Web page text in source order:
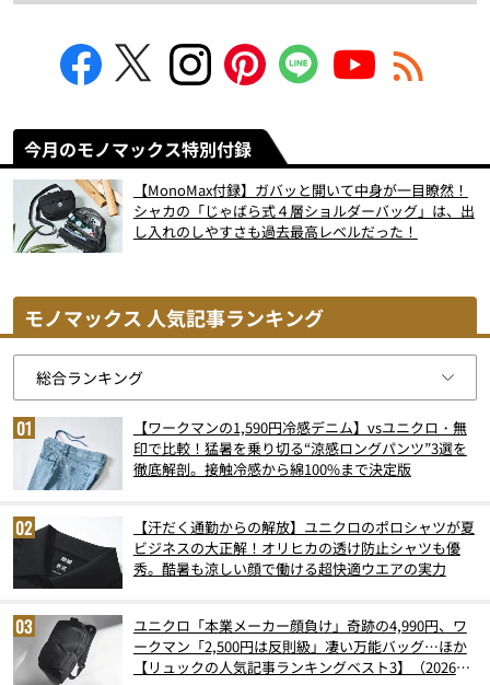
今月のモノマックス特別付録
【MonoMax付録】ガバッと開いて中身が一目瞭然！
シャカの「じゃばら式４層ショルダーバッグ」は、出
し入れのしやすさも過去最高レベルだった！
モノマックス 人気記事ランキング
【ワークマンの1,590円冷感デニム】vsユニクロ・無
印で比較！猛暑を乗り切る“涼感ロングパンツ”3選を
徹底解剖。接触冷感から綿100%まで決定版
【汗だく通勤からの解放】ユニクロのポロシャツが夏
ビジネスの大正解！オリヒカの透け防止シャツも優
秀。酷暑も涼しい顔で働ける超快適ウエアの実力
ユニクロ「本業メーカー顔負け」奇跡の4,990円、ワ
ークマン「2,500円は反則級」凄い万能バッグ…ほか
【リュックの人気記事ランキングベスト3】（2026年